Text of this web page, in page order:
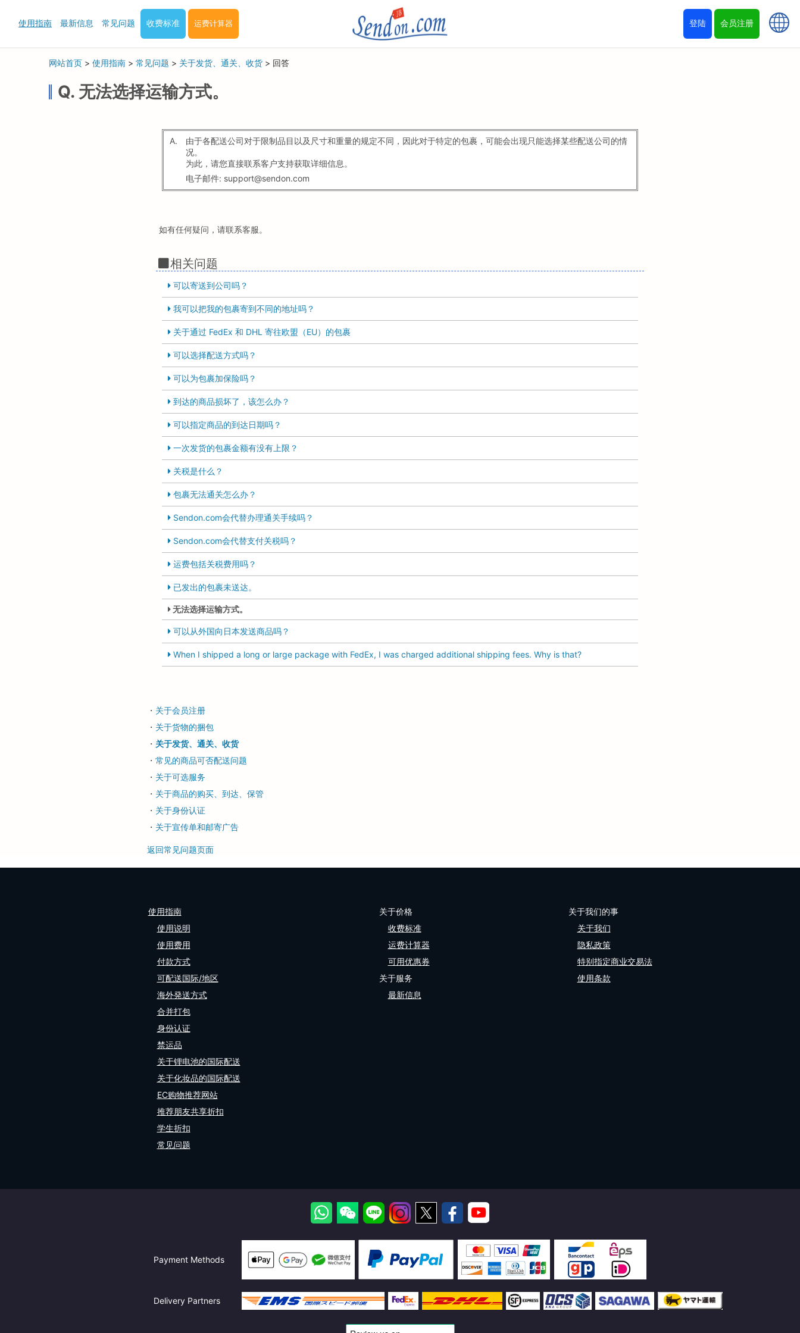
使用指南 最新信息 常见问题 收费标准 运费计算器 登陆 会员注册
网站首页 > 使用指南 > 常见问题 > 关于发货、通关、收货 > 回答
Q. 无法选择运输方式。
A. 由于各配送公司对于限制品目以及尺寸和重量的规定不同，因此对于特定的包裹，可能会出现只能选择某些配送公司的情
况。
为此，请您直接联系客户支持获取详细信息。
电子邮件: support@sendon.com
如有任何疑问，请联系客服。
相关问题
可以寄送到公司吗？
我可以把我的包裹寄到不同的地址吗？
关于通过 FedEx 和 DHL 寄往欧盟（EU）的包裹
可以选择配送方式吗？
可以为包裹加保险吗？
到达的商品损坏了，该怎么办？
可以指定商品的到达日期吗？
一次发货的包裹金额有没有上限？
关税是什么？
包裹无法通关怎么办？
Sendon.com会代替办理通关手续吗？
Sendon.com会代替支付关税吗？
运费包括关税费用吗？
已发出的包裹未送达。
无法选择运输方式。
可以从外国向日本发送商品吗？
When I shipped a long or large package with FedEx, I was charged additional shipping fees. Why is that?
・ 关于会员注册
・ 关于货物的捆包
・ 关于发货、通关、收货
・ 常见的商品可否配送问题
・ 关于可选服务
・ 关于商品的购买、到达、保管
・ 关于身份认证
・ 关于宣传单和邮寄广告
返回常见问题页面
使用指南
使用说明
使用费用
付款方式
可配送国际/地区
海外発送方式
合并打包
身份认证
禁运品
关于锂电池的国际配送
关于化妆品的国际配送
EC购物推荐网站
推荐朋友共享折扣
学生折扣
常见问题
关于价格
收费标准
运费计算器
可用优惠券
关于服务
最新信息
关于我们的事
关于我们
隐私政策
特别指定商业交易法
使用条款
Payment Methods
Delivery Partners